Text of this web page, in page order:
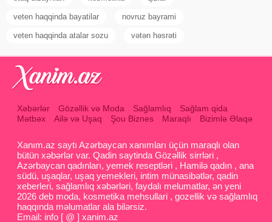
veten haqqinda bayatilar novruz bayrami
veten haqqinda atalar sozu vətən həsrəti
Xəbərlər Gözəllik və Moda Sağlamlıq
Sağlam qida
Mətbəx
Ailə və Uşaq Şou Biznes Maraqlı Bizimlə Əlaqə
Xanım.az saytı Azərbaycan xanımları üçün maraqlı olan
bütün xəbərlər var. Qadin saytinda Gözəllik sirrləri ,
Azərbaycan qadınları, yemek reseptləri , Hamilə qadın , ana
südü, uşaqlar, uşaq yemekleri, intim münasibətlər, qadin
xeberleri, sağlamlıq xəbərləri, faydalı melumatlar, ən yeni
2026 deb moda, kosmetika mehsullari , gozellik və sağlamlıq
haqqında məlumatlar ala bilərsiz.
Email: info [ @ ] xanim.az